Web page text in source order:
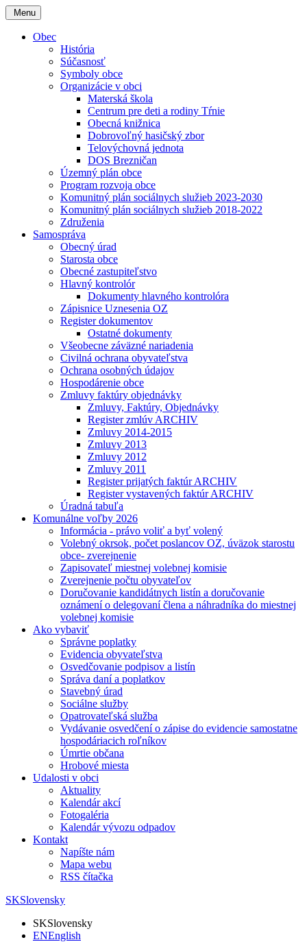
Menu
Obec
História
Súčasnosť
Symboly obce
Organizácie v obci
Materská škola
Centrum pre deti a rodiny Tŕnie
Obecná knižnica
Dobrovoľný hasičský zbor
Telovýchovná jednota
DOS Brezničan
Územný plán obce
Program rozvoja obce
Komunitný plán sociálnych služieb 2023-2030
Komunitný plán sociálnych služieb 2018-2022
Združenia
Samospráva
Obecný úrad
Starosta obce
Obecné zastupiteľstvo
Hlavný kontrolór
Dokumenty hlavného kontrolóra
Zápisnice Uznesenia OZ
Register dokumentov
Ostatné dokumenty
Všeobecne záväzné nariadenia
Civilná ochrana obyvateľstva
Ochrana osobných údajov
Hospodárenie obce
Zmluvy faktúry objednávky
Zmluvy, Faktúry, Objednávky
Register zmlúv ARCHIV
Zmluvy 2014-2015
Zmluvy 2013
Zmluvy 2012
Zmluvy 2011
Register prijatých faktúr ARCHIV
Register vystavených faktúr ARCHIV
Úradná tabuľa
Komunálne voľby 2026
Informácia - právo voliť a byť volený
Volebný okrsok, počet poslancov OZ, úväzok starostu
obce- zverejnenie
Zapisovateľ miestnej volebnej komisie
Zverejnenie počtu obyvateľov
Doručovanie kandidátnych listín a doručovanie
oznámení o delegovaní člena a náhradníka do miestnej
volebnej komisie
Ako vybaviť
Správne poplatky
Evidencia obyvateľstva
Osvedčovanie podpisov a listín
Správa daní a poplatkov
Stavebný úrad
Sociálne služby
Opatrovateľská služba
Vydávanie osvedčení o zápise do evidencie samostatne
hospodáriacich roľníkov
Úmrtie občana
Hrobové miesta
Udalosti v obci
Aktuality
Kalendár akcí
Fotogaléria
Kalendár vývozu odpadov
Kontakt
Napíšte nám
Mapa webu
RSS čítačka
SKSlovensky
SKSlovensky
ENEnglish